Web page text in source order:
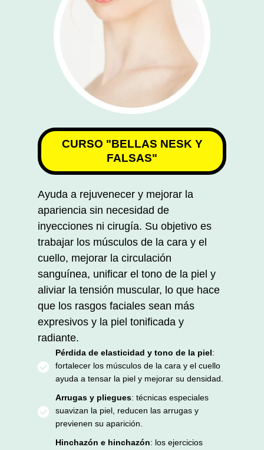
CURSO "BELLAS NESK Y
FALSAS"
Ayuda a rejuvenecer y mejorar la
apariencia sin necesidad de
inyecciones ni cirugía. Su objetivo es
trabajar los músculos de la cara y el
cuello, mejorar la circulación
sanguínea, unificar el tono de la piel y
aliviar la tensión muscular, lo que hace
que los rasgos faciales sean más
expresivos y la piel tonificada y
radiante.
Pérdida de elasticidad y tono de la piel:
fortalecer los músculos de la cara y el cuello
ayuda a tensar la piel y mejorar su densidad.
Arrugas y pliegues: técnicas especiales
suavizan la piel, reducen las arrugas y
previenen su aparición.
Hinchazón e hinchazón: los ejercicios